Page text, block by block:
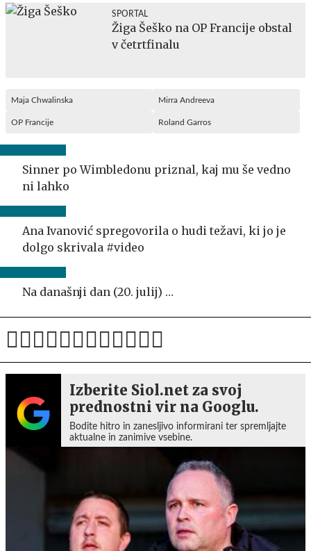
SPORTAL
Žiga Šeško na OP Francije obstal
v četrtfinalu
Maja Chwalinska Mirra Andreeva
OP Francije Roland Garros
Sinner po Wimbledonu priznal, kaj mu še vedno
ni lahko
Ana Ivanović spregovorila o hudi težavi, ki jo je
dolgo skrivala #video
Na današnji dan (20. julij) …
Izberite Siol.net za svoj
prednostni vir na Googlu.
Bodite hitro in zanesljivo informirani ter spremljajte
aktualne in zanimive vsebine.